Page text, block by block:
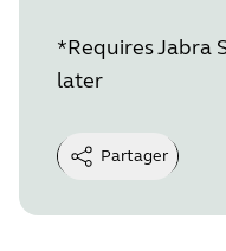
*Requires Jabra
later
Partager